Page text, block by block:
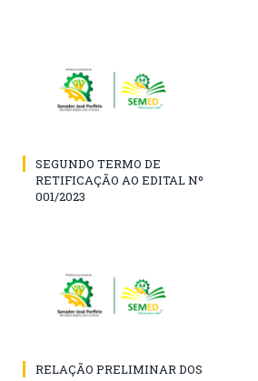
SEGUNDO TERMO DE
RETIFICAÇÃO AO EDITAL Nº
001/2023
RELAÇÃO PRELIMINAR DOS